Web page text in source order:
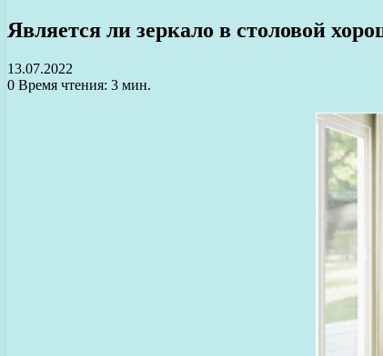
Является ли зеркало в столовой
13.07.2022
0 Время чтения: 3 мин.